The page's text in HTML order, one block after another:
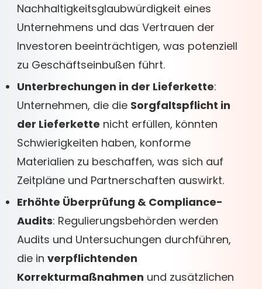
Nachhaltigkeitsglaubwürdigkeit eines
Unternehmens und das Vertrauen der
Investoren beeinträchtigen, was potenziell
zu Geschäftseinbußen führt.
Unterbrechungen in der Lieferkette:
Unternehmen, die die Sorgfaltspflicht in
der Lieferkette nicht erfüllen, könnten
Schwierigkeiten haben, konforme
Materialien zu beschaffen, was sich auf
Zeitpläne und Partnerschaften auswirkt.
Erhöhte Überprüfung & Compliance-
Audits: Regulierungsbehörden werden
Audits und Untersuchungen durchführen,
die in verpflichtenden
Korrekturmaßnahmen und zusätzlichen